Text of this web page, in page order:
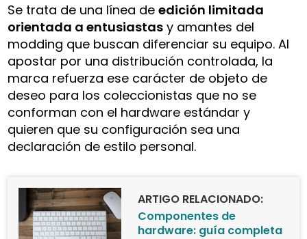
Se trata de una línea deedición limitada
orientada a entusiastas y amantes del
modding que buscan diferenciar su equipo. Al
apostar por una distribución controlada, la
marca refuerza ese carácter de objeto de
deseo para los coleccionistas que no se
conforman con el hardware estándar y
quieren que su configuración sea una
declaración de estilo personal.
ARTIGO RELACIONADO:
Componentes de
hardware: guía completa